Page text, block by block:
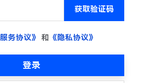
获取验证码
服务协议》 和 《隐私协议》
登录